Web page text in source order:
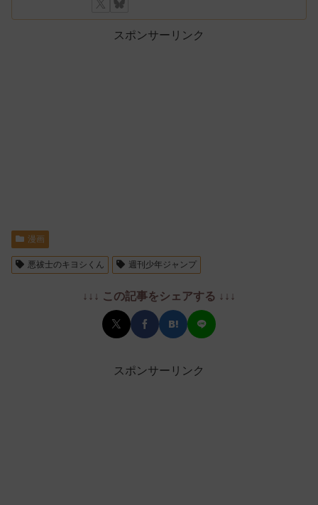
スポンサーリンク
漫画
悪祓士のキヨシくん 週刊少年ジャンプ
↓↓↓ この記事をシェアする ↓↓↓
スポンサーリンク